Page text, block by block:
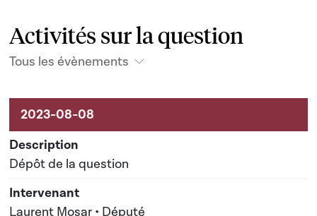
Activités sur la question
Tous les évènements
Activités sur le dossier
Dépôt de la question
Laurent Mosar • Député